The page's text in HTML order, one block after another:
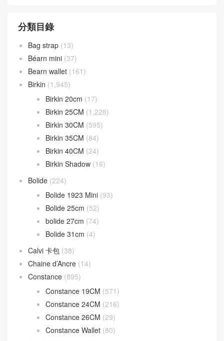
分類目錄
Bag strap (13)
Béarn mini (37)
Bearn wallet (161)
Birkin (1,945)
Birkin 20cm (17)
Birkin 25CM (1,228)
Birkin 30CM (595)
Birkin 35CM (84)
Birkin 40CM (24)
Birkin Shadow (16)
Bolide (224)
Bolide 1923 Mini (93)
Bolide 25cm (52)
bolide 27cm (74)
Bolide 31cm (4)
Calvi 卡包 (38)
Chaine d’Ancre (14)
Constance (895)
Constance 19CM (571)
Constance 24CM (216)
Constance 26CM (29)
Constance Wallet (80)